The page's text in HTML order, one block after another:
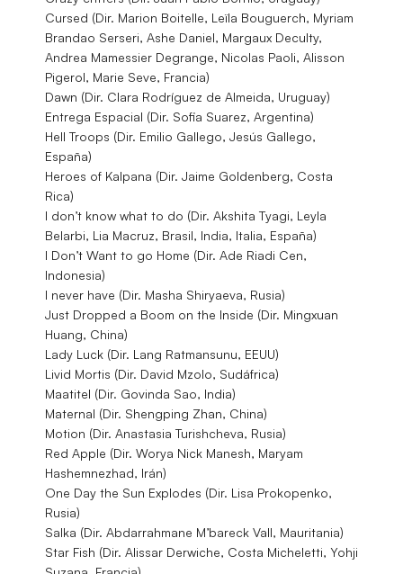
Cursed (Dir. Marion Boitelle, Leïla Bouguerch, Myriam
Brandao Serseri, Ashe Daniel, Margaux Deculty,
Andrea Mamessier Degrange, Nicolas Paoli, Alisson
Pigerol, Marie Seve, Francia)
Dawn (Dir. Clara Rodríguez de Almeida, Uruguay)
Entrega Espacial (Dir. Sofia Suarez, Argentina)
Hell Troops (Dir. Emilio Gallego, Jesús Gallego,
España)
Heroes of Kalpana (Dir. Jaime Goldenberg, Costa
Rica)
I don’t know what to do (Dir. Akshita Tyagi, Leyla
Belarbi, Lia Macruz, Brasil, India, Italia, España)
I Don’t Want to go Home (Dir. Ade Riadi Cen,
Indonesia)
I never have (Dir. Masha Shiryaeva, Rusia)
Just Dropped a Boom on the Inside (Dir. Mingxuan
Huang, China)
Lady Luck (Dir. Lang Ratmansunu, EEUU)
Livid Mortis (Dir. David Mzolo, Sudáfrica)
Maatitel (Dir. Govinda Sao, India)
Maternal (Dir. Shengping Zhan, China)
Motion (Dir. Anastasia Turishcheva, Rusia)
Red Apple (Dir. Worya Nick Manesh, Maryam
Hashemnezhad, Irán)
One Day the Sun Explodes (Dir. Lisa Prokopenko,
Rusia)
Salka (Dir. Abdarrahmane M’bareck Vall, Mauritania)
Star Fish (Dir. Alissar Derwiche, Costa Micheletti, Yohji